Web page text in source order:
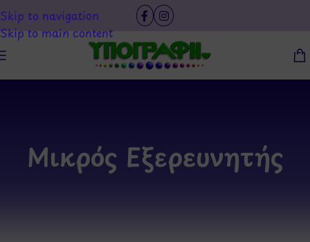
Skip to navigation
Skip to main content
Μικρός Εξερευνητής